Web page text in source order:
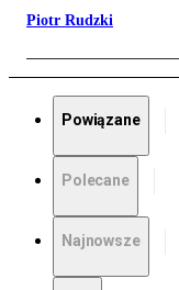
Piotr Rudzki
Powiązane
Polecane
Najnowsze